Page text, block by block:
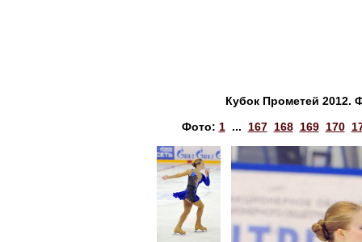
Кубок Прометей 2012.
Фото: 1... 167 168 169 170